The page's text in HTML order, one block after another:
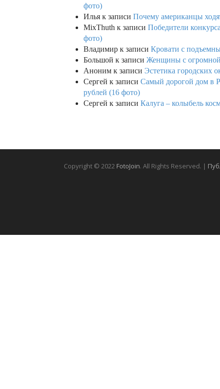
фото)
Илья к записи Почему американцы
MixThuth к записи Победители
фото)
Владимир к записи Кровати с
Большой к записи Женщины с
Аноним к записи Эстетика городских
Сергей к записи Самый дорогой дом в
рублей (16 фото)
Сергей к записи Калуга – колыбель
Copyright © 2022 FotoJoin. All Rights Reserved. |